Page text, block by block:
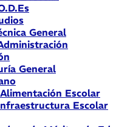
General
General
Escolar
Escolar